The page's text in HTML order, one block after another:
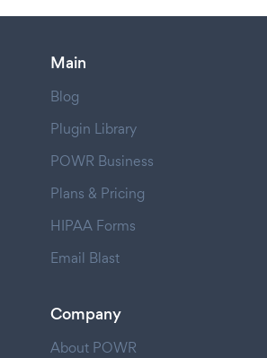
Main
Blog
Plugin Library
POWR Business
Plans & Pricing
HIPAA Forms
Email Blast
Company
About POWR